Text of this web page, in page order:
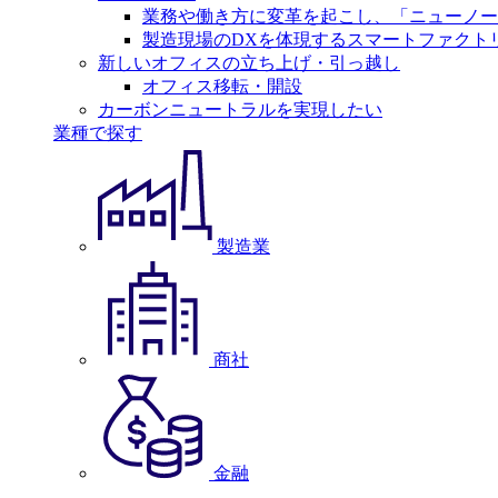
業務や働き方に変革を起こし、「ニューノ
製造現場のDXを体現するスマートファクト
新しいオフィスの立ち上げ・引っ越し
オフィス移転・開設
カーボンニュートラルを実現したい
業種で探す
製造業
商社
金融